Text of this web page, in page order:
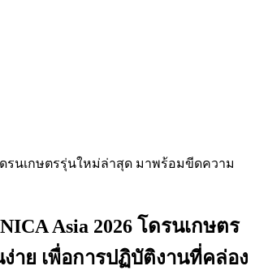
ดรนเกษตรรุ่นใหม่ล่าสุด มาพร้อมขีดความ
Asia 2026 โดรนเกษตร
ย เพื่อการปฏิบัติงานที่คล่อง